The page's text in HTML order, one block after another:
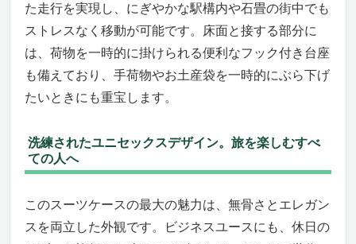
た走行を実現し、にぎやかな駅構内や石畳の街中でも
ストレスなく移動が可能です。床面と接する部分に
は、荷物を一時的に掛けられる便利なフック付き台座
も備えており、手荷物やお土産袋を一時的にぶら下げ
たいときにも重宝します。
洗練されたユニセックスデザイン。旅を楽しむすべ
ての人へ
このスーツケースの最大の魅力は、無骨さとエレガン
スを両立した外観です。ビジネスユースにも、休日の